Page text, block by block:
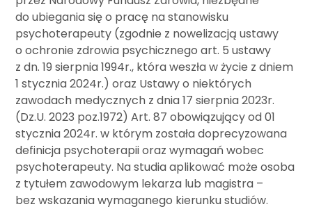
do ubiegania się o pracę na stanowisku
psychoterapeuty (zgodnie z nowelizacją ustawy
o ochronie zdrowia psychicznego art. 5 ustawy
z dn. 19 sierpnia 1994r., która weszła w życie z dniem
1 stycznia 2024r.) oraz Ustawy o niektórych
zawodach medycznych z dnia 17 sierpnia 2023r.
(Dz.U. 2023 poz.1972) Art. 87 obowiązujący od 01
stycznia 2024r. w którym została doprecyzowana
definicja psychoterapii oraz wymagań wobec
psychoterapeuty. Na studia aplikować może osoba
z tytułem zawodowym lekarza lub magistra –
bez wskazania wymaganego kierunku studiów.